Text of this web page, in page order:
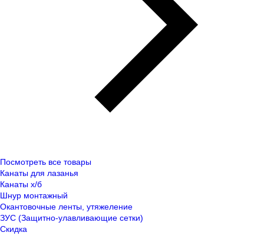
Посмотреть все товары
Канаты для лазанья
Канаты х/б
Шнур монтажный
Окантовочные ленты, утяжеление
ЗУС (Защитно-улавливающие сетки)
Скидка